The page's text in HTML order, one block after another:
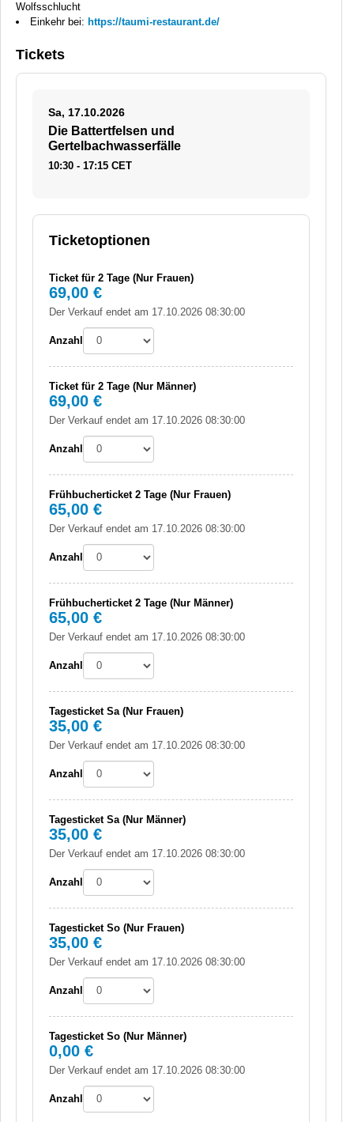
Wolfsschlucht
Einkehr bei: https://taumi-restaurant.de/
Tickets
Sa, 17.10.2026
Die Battertfelsen und
Gertelbachwasserfälle
10:30 - 17:15 CET
Ticketoptionen
Ticket für 2 Tage (Nur Frauen)
69,00 €
Der Verkauf endet am 17.10.2026 08:30:00
Anzahl
Ticket für 2 Tage (Nur Männer)
69,00 €
Der Verkauf endet am 17.10.2026 08:30:00
Anzahl
Frühbucherticket 2 Tage (Nur Frauen)
65,00 €
Der Verkauf endet am 17.10.2026 08:30:00
Anzahl
Frühbucherticket 2 Tage (Nur Männer)
65,00 €
Der Verkauf endet am 17.10.2026 08:30:00
Anzahl
Tagesticket Sa (Nur Frauen)
35,00 €
Der Verkauf endet am 17.10.2026 08:30:00
Anzahl
Tagesticket Sa (Nur Männer)
35,00 €
Der Verkauf endet am 17.10.2026 08:30:00
Anzahl
Tagesticket So (Nur Frauen)
35,00 €
Der Verkauf endet am 17.10.2026 08:30:00
Anzahl
Tagesticket So (Nur Männer)
0,00 €
Der Verkauf endet am 17.10.2026 08:30:00
Anzahl